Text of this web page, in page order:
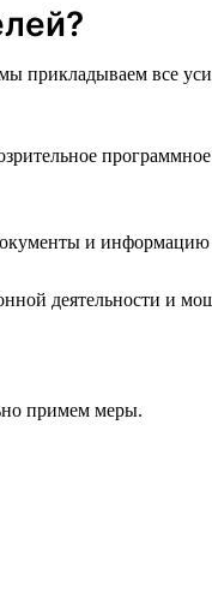
прикладываем все
и
деятельности и
примем меры.